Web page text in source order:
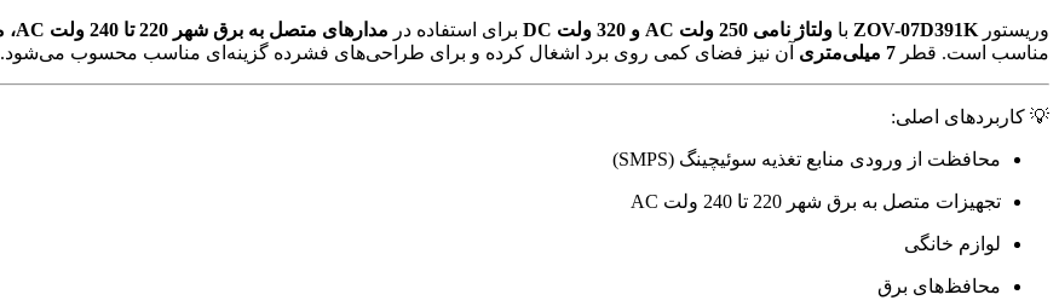
وریستور ZOV-07D391K با ولتاژ نامی 250 ولت AC و 320 ولت DC برای استفاده در مدارهای متصل به برق شهر 220 تا 240 ولت AC، منابع تغذیه سوئیچینگ، لوازم خانگی، تجهیزات صنعتی و بردهای کنترلی
مناسب است. قطر 7 میلی‌متری آن نیز فضای کمی روی برد اشغال کرده و برای طراحی‌های فشرده گزینه‌ای مناسب محسوب می‌شود.
💡 کاربردهای اصلی:
محافظت از ورودی منابع تغذیه سوئیچینگ (SMPS)
تجهیزات متصل به برق شهر 220 تا 240 ولت AC
لوازم خانگی
محافظ‌های برق